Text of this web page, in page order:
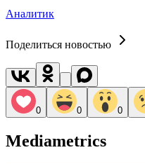
Аналитик
Поделиться новостью
0 0 0
Mediametrics